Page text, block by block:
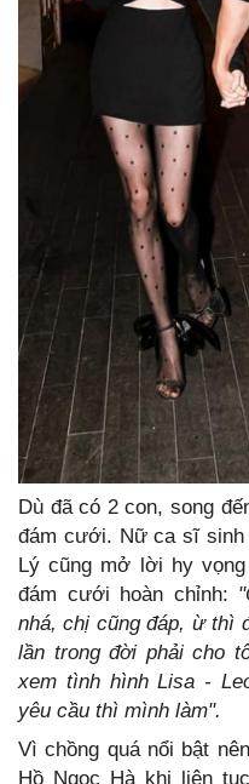
Dù đã có 2 con, song
đám cưới. Nữ ca sĩ sinh
Lý cũng mở lời hy
đám cưới hoàn chỉnh:
nhá, chị cũng đáp, ừ thì
lần trong đời phải cho
xem tình hình Lisa -
yêu cầu thì mình làm".
Vì chồng quá nổi bật
Hồ Ngọc Hà khi liên